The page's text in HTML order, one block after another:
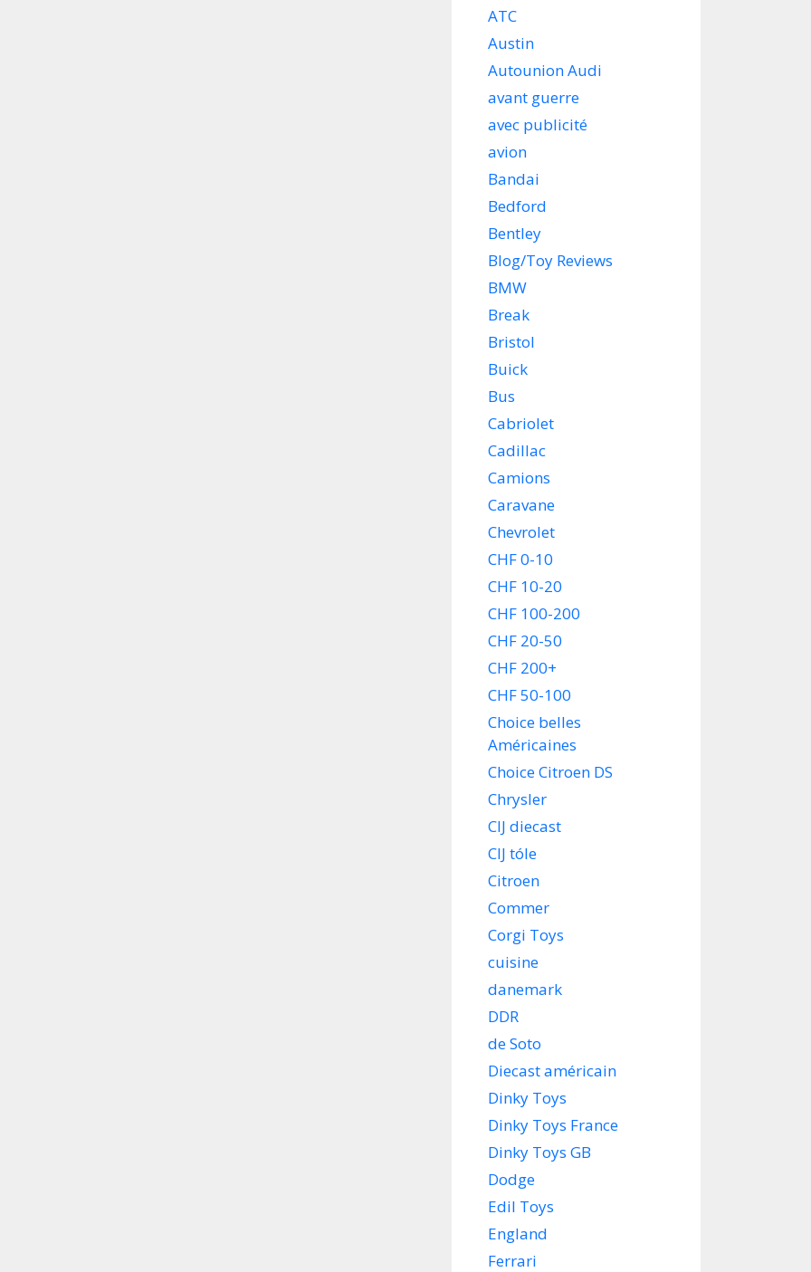
ATC
Austin
Autounion Audi
avant guerre
avec publicité
avion
Bandai
Bedford
Bentley
Blog/Toy Reviews
BMW
Break
Bristol
Buick
Bus
Cabriolet
Cadillac
Camions
Caravane
Chevrolet
CHF 0-10
CHF 10-20
CHF 100-200
CHF 20-50
CHF 200+
CHF 50-100
Choice belles
Américaines
Choice Citroen DS
Chrysler
CIJ diecast
CIJ tóle
Citroen
Commer
Corgi Toys
cuisine
danemark
DDR
de Soto
Diecast américain
Dinky Toys
Dinky Toys France
Dinky Toys GB
Dodge
Edil Toys
England
Ferrari